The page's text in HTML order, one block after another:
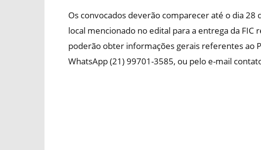
Os convocados deverão comparecer até o dia 28
local mencionado no edital para a entrega da FIC
poderão obter informações gerais referentes ao
WhatsApp (21) 99701-3585, ou pelo e-mail